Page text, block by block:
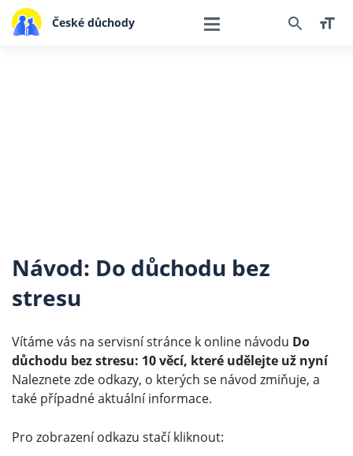
České důchody
Návod: Do důchodu bez
stresu
Vítáme vás na servisní stránce k online návodu Do
důchodu bez stresu: 10 věcí, které udělejte už nyní
Naleznete zde odkazy, o kterých se návod zmiňuje, a
také případné aktuální informace.
Pro zobrazení odkazu stačí kliknout: